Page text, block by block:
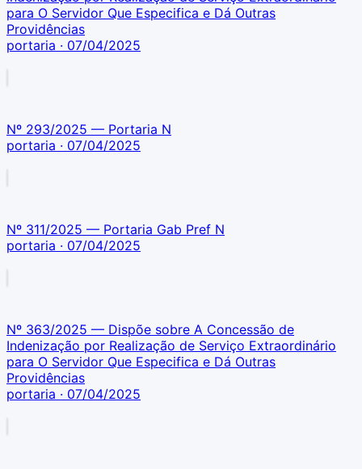
para O Servidor Que Especifica e Dá Outras
Providências
portaria · 07/04/2025
Nº 293/2025 — Portaria N
portaria · 07/04/2025
Nº 311/2025 — Portaria Gab Pref N
portaria · 07/04/2025
Nº 363/2025 — Dispõe sobre A Concessão de
Indenização por Realização de Serviço Extraordinário
para O Servidor Que Especifica e Dá Outras
Providências
portaria · 07/04/2025